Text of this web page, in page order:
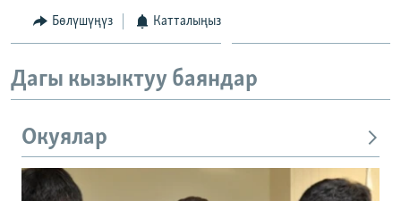
Бөлүшүңүз Катталыңыз
Дагы кызыктуу баяндар
Окуялар